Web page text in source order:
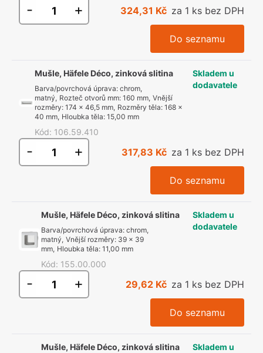
- + 324,31 Kč za 1 ks bez DPH
Do seznamu
Mušle, Häfele Déco, zinková slitina
Barva/povrchová úprava:chrom,
matný, Rozteč otvorů mm:160 mm, Vnější
rozměry:174 x 46,5 mm, Rozměry těla:168 x
40 mm, Hloubka těla:15,00 mm
Kód: 106.59.410
Skladem u
dodavatele
- + 317,83 Kč za 1 ks bez DPH
Do seznamu
Mušle, Häfele Déco, zinková slitina
Barva/povrchová úprava:chrom,
matný, Vnější rozměry: 39 x 39
mm, Hloubka těla:11,00 mm
Kód: 155.00.000
Skladem u
dodavatele
- + 29,62 Kč za 1 ks bez DPH
Do seznamu
Mušle, Häfele Déco, zinková slitina
Skladem u